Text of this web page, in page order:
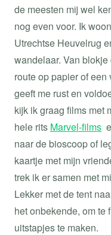
de meesten mij wel
nog even voor. Ik
Utrechtse Heuvelrug
wandelaar. Van
route op papier of
geeft me rust en
kijk ik graag films met
hele rits Marvel-films
naar de bioscoop of
kaartje met mijn
trek ik er samen met
Lekker met de tent
het onbekende, om te
uitstapjes te maken.